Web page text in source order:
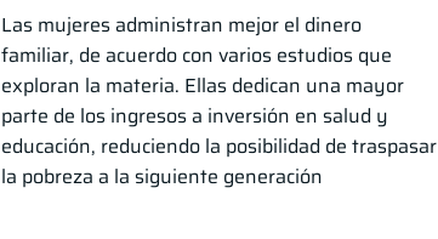
Las mujeres administran mejor el dinero
familiar, de acuerdo con varios estudios que
exploran la materia. Ellas dedican una mayor
parte de los ingresos a inversión en salud y
educación, reduciendo la posibilidad de traspasar
la pobreza a la siguiente generación